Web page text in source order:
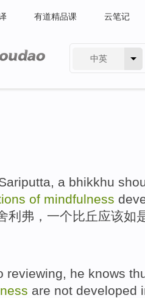
有道精品课 云笔记
中英
, a bhikkhu
of mindfulness
利 弗， 一个比丘应该如
reviewing, he knows
are not developed